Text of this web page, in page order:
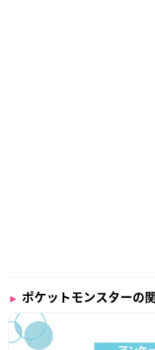
ポケットモンスターの